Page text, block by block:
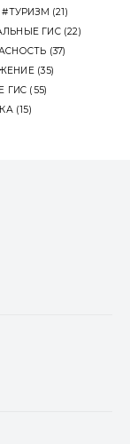
ТУРИЗМ (21)
ГИС(22)
(37)
(35)
ГИС (55)
(15)